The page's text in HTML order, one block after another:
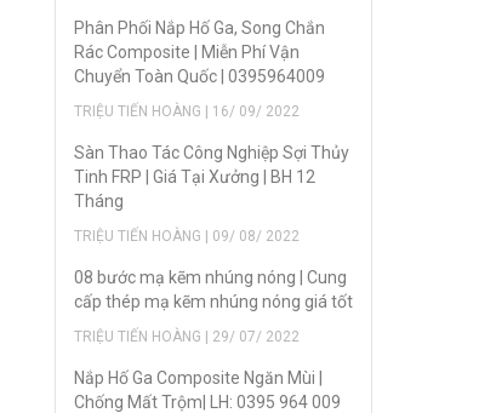
Phân Phối Nắp Hố Ga, Song Chắn
Rác Composite | Miễn Phí Vận
Chuyển Toàn Quốc | 0395964009
TRIỆU TIẾN HOÀNG | 16/ 09/ 2022
Sàn Thao Tác Công Nghiệp Sợi Thủy
Tinh FRP | Giá Tại Xưởng | BH 12
Tháng
TRIỆU TIẾN HOÀNG | 09/ 08/ 2022
08 bước mạ kẽm nhúng nóng | Cung
cấp thép mạ kẽm nhúng nóng giá tốt
TRIỆU TIẾN HOÀNG | 29/ 07/ 2022
Nắp Hố Ga Composite Ngăn Mùi |
Chống Mất Trộm| LH: 0395 964 009